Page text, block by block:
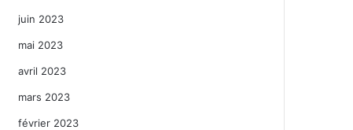
juin 2023
mai 2023
avril 2023
mars 2023
février 2023